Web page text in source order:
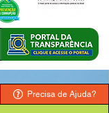
Precisa de Ajuda?